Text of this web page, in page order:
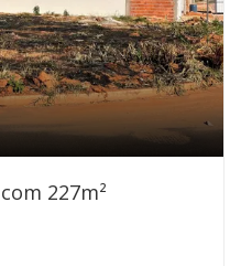
227m²